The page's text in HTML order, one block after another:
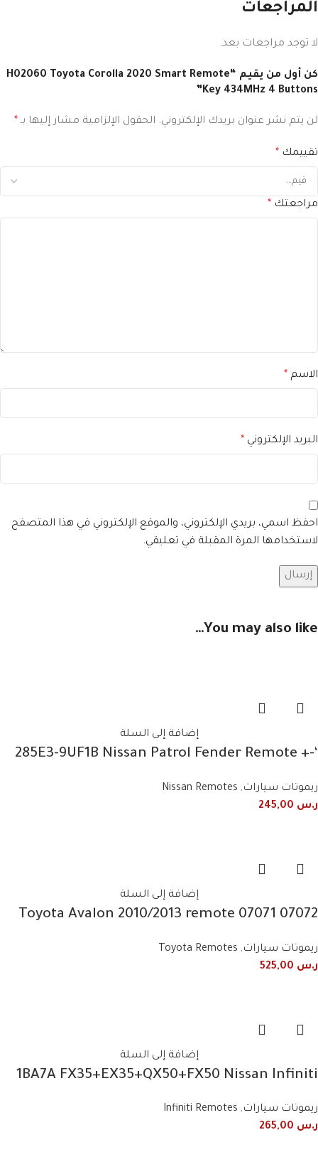
المراجعات
لا توجد مراجعات بعد.
كن أول من يقيم “H02060 Toyota Corolla 2020 Smart Remote
Key 434MHz 4 Buttons”
لن يتم نشر عنوان بريدك الإلكتروني. الحقول الإلزامية مشار إليها بـ *
تقييمك *
مراجعتك *
الاسم *
البريد الإلكتروني *
احفظ اسمي، بريدي الإلكتروني، والموقع الإلكتروني في هذا المتصفح
لاستخدامها المرة المقبلة في تعليقي.
You may also like…
إضافة إلى السلة
‘-285E3-9UF1B Nissan Patrol Fender Remote +
ريموتات سيارات,
Nissan Remotes
ر.س
إضافة إلى السلة
07072 07071 Toyota Avalon 2010/2013 remote
ريموتات سيارات,
Toyota Remotes
ر.س
إضافة إلى السلة
1BA7A FX35+EX35+QX50+FX50 Nissan Infiniti
ريموتات سيارات,
Infiniti Remotes
ر.س